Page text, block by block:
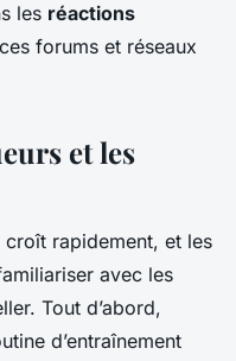
les réactions
forums et réseaux
et les
croît rapidement, et les
avec les
Tout d’abord,
d’entraînement